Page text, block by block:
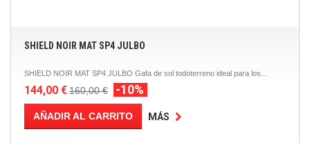
SHIELD NOIR MAT SP4 JULBO
SHIELD NOIR MAT SP4 JULBO Gafa de sol todoterreno ideal para los...
144,00 €160,00 € -10%
AÑADIR AL CARRITO MÁS